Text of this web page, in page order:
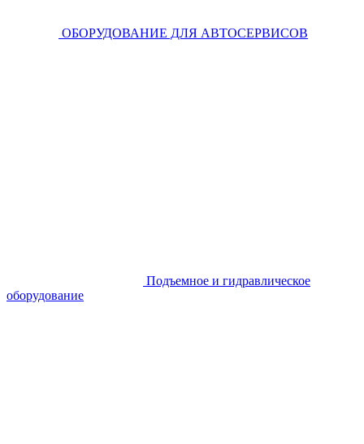
ОБОРУДОВАНИЕ ДЛЯ АВТОСЕРВИСОВ
Подъемное и гидравлическое
оборудование